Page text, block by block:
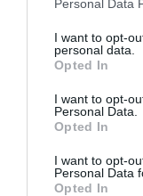
not limited to your
grant or deny
use your data for
consent section.
Personal Data
I want to opt-
personal data.
Opted In
I want to opt-
Personal Data.
Opted In
I want to opt-
Personal Data
Opted In